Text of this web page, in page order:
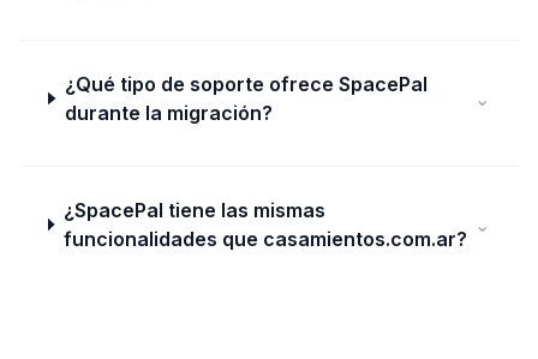
¿Qué tipo de soporte ofrece SpacePal
durante la migración?
⌄
¿SpacePal tiene las mismas
funcionalidades que casamientos.com.ar?
⌄